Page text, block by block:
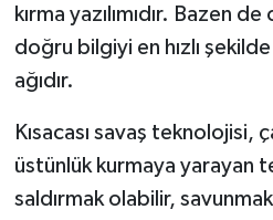
kırma yazılımıdır. Bazen
doğru bilgiyi en hızlı
ağıdır.
Kısacası savaş teknolojisi,
üstünlük kurmaya yarayan
saldırmak olabilir,